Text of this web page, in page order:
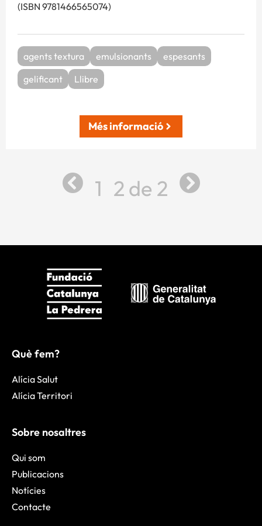
(ISBN 9781466565074)
agents textura emulsionants
espesants
gelificant
Llibre
Més informació
1 2 2
Què fem?
Alícia Salut
Alícia Territori
Sobre nosaltres
Qui som
Publicacions
Notícies
Contacte